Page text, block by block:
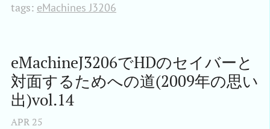
tags: eMachines J3206
eMachineJ3206でHDのセイバーと
対面するためへの道(2009年の思い
出)vol.14
APR 25